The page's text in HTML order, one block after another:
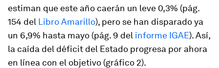
estiman que este año caerán un leve 0,3% (pág.
154 del Libro Amarillo), pero se han disparado ya
un 6,9% hasta mayo (pág. 9 del informe IGAE). Así,
la caída del déficit del Estado progresa por ahora
en línea con el objetivo (gráfico 2).